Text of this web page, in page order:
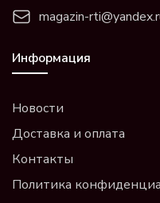
magazin-
Информация
Новости
Доставка и оплата
Контакты
Политика